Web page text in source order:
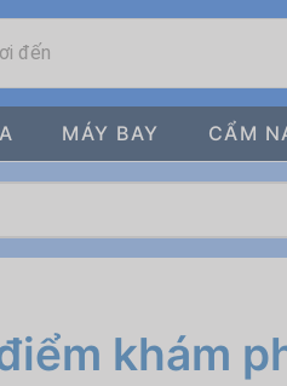
đến
MÁY BAY CẨM
khám